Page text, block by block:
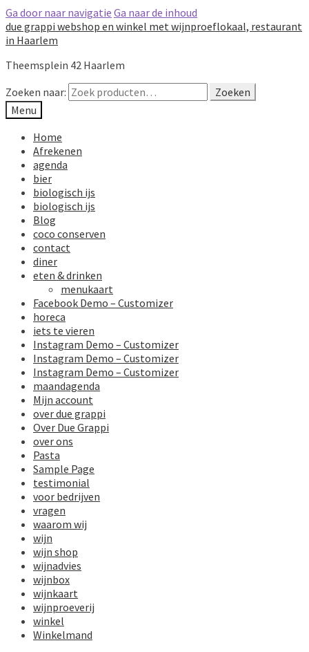
Ga door naar navigatie Ga naar de inhoud
due grappi webshop en winkel met wijnproeflokaal, restaurant
in Haarlem
Theemsplein 42 Haarlem
Zoeken naar:
Zoeken
Menu
Home
Afrekenen
agenda
bier
biologisch ijs
biologisch ijs
Blog
coco conserven
contact
diner
eten & drinken
menukaart
Facebook Demo – Customizer
horeca
iets te vieren
Instagram Demo – Customizer
Instagram Demo – Customizer
Instagram Demo – Customizer
maandagenda
Mijn account
over due grappi
Over Due Grappi
over ons
Pasta
Sample Page
testimonial
voor bedrijven
vragen
waarom wij
wijn
wijn shop
wijnadvies
wijnbox
wijnkaart
wijnproeverij
winkel
Winkelmand